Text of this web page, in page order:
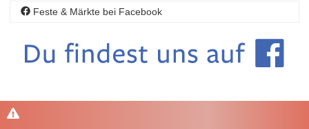
Feste & Märkte bei Facebook